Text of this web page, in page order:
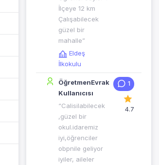
İlçeye 12 km
Çalışabilecek
güzel bir
mahalle”
Eldeş
İlkokulu
ÖğretmenEvrak
Kullanıcısı
“Calisilabilecek
,güzel bir
okul.idaremiz
iyi,öğrenciler
obpnile geliyor
iyiler, aileler
1
4.7